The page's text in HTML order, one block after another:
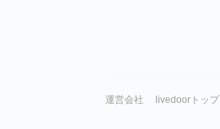
運営会社 livedoorトップ